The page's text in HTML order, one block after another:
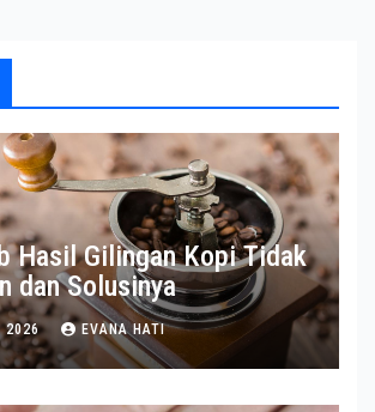
Hasil Gilingan Kopi Tidak
dan Solusinya
2026 EVANA HATI